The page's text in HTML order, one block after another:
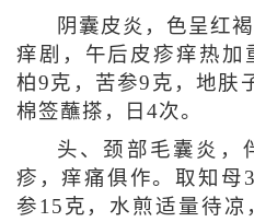
阴囊皮炎，色呈红
痒剧，午后皮疹痒热加
柏9克，苦参9克，地肤
棉签蘸搽，日4次。
头、颈部毛囊炎，
疹，痒痛俱作。取知母
参15克，水煎适量待